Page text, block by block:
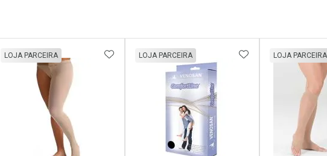
AOS FAVORITOS
LOJA PARCEIRA ADICIONAR AOS FAVORITOS
LOJA PARCEIRA ADICIONAR AOS
LOJA PARCEIRA